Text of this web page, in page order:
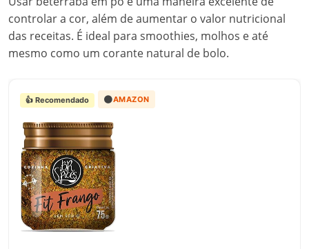
controlar a cor, além de aumentar o valor nutricional
das receitas. É ideal para smoothies, molhos e até
mesmo como um corante natural de bolo.
👍 Recomendado 🟠AMAZON